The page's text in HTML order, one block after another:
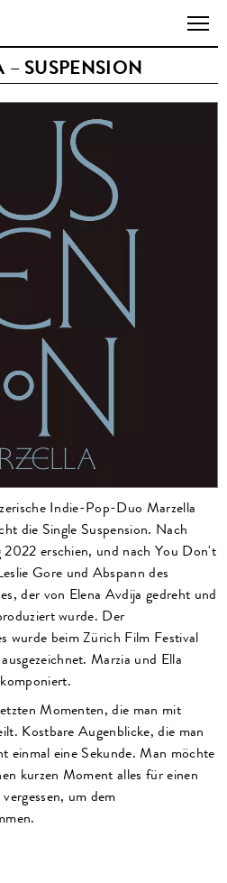
– SUSPENSION
Indie-Pop-Duo Marzella
die Single Suspension. Nach
erschien, und nach You Don't
Gore und Abspann des
der von Elena Avdija gedreht und
wurde. Der
wurde beim Zürich Film Festival
Marzia und Ella
Momenten, die man mit
Kostbare Augenblicke, die man
einmal eine Sekunde. Man möchte
kurzen Moment alles für einen
um dem